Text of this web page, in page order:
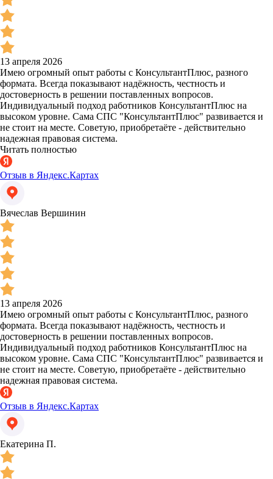
13 апреля 2026
Имею огромный опыт работы с КонсультантПлюс, разного
формата. Всегда показывают надёжность, честность и
достоверность в решении поставленных вопросов.
Индивидуальный подход работников КонсультантПлюс на
высоком уровне. Сама СПС "КонсультантПлюс" развивается и
не стоит на месте. Советую, приобретаёте - действительно
надежная правовая система.
Читать полностью
Отзыв в Яндекс.Картах
Вячеслав Вершинин
13 апреля 2026
Имею огромный опыт работы с КонсультантПлюс, разного
формата. Всегда показывают надёжность, честность и
достоверность в решении поставленных вопросов.
Индивидуальный подход работников КонсультантПлюс на
высоком уровне. Сама СПС "КонсультантПлюс" развивается и
не стоит на месте. Советую, приобретаёте - действительно
надежная правовая система.
Отзыв в Яндекс.Картах
Екатерина П.